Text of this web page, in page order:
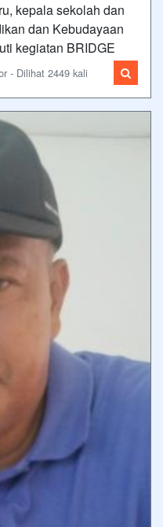
kepala sekolah dan
dan Kebudayaan
kegiatan BRIDGE
- Dilihat 2449 kali